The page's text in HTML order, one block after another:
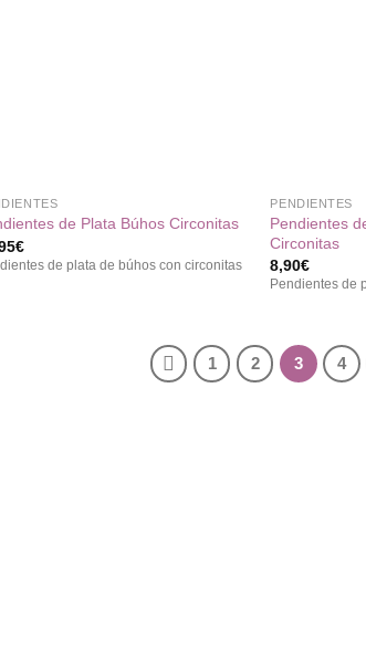
de Plata Búhos Circonitas
€
de plata de búhos con circonitas
PENDIENTES
Pendientes
Circonitas
8,90€
Pendientes de
1 2 3 4